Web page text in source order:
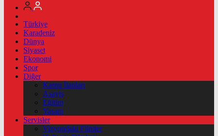
Türkiye
Karadeniz
Dünya
Siyaset
Ekonomi
Spor
Diğer
Kamu İlanları
Asayiş
Eğitim
Yaşam
Servisler
Vizyondaki Filmler